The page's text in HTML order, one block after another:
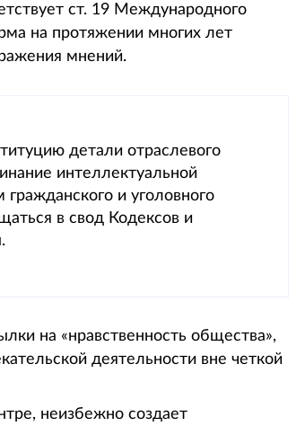
ст. 19 Международного
на протяжении многих лет
мнений.
детали отраслевого
интеллектуальной
и уголовного
в свод Кодексов и
на «нравственность общества»,
деятельности вне четкой
неизбежно создает